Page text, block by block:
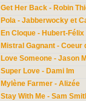
Get Her Back - Robin
Pola - Jabberwocky et
En Cloque - Hubert-
Mistral Gagnant - Coeur
Love Someone - Jason
Super Love - Dami Im
Mylène Farmer - Alizée
Stay With Me - Sam